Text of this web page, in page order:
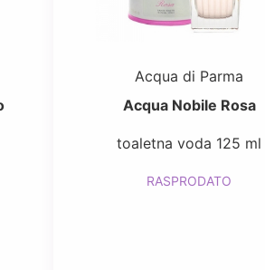
Acqua di Parma
Acqua Nobile Rosa
toaletna voda 125 ml
RASPRODATO